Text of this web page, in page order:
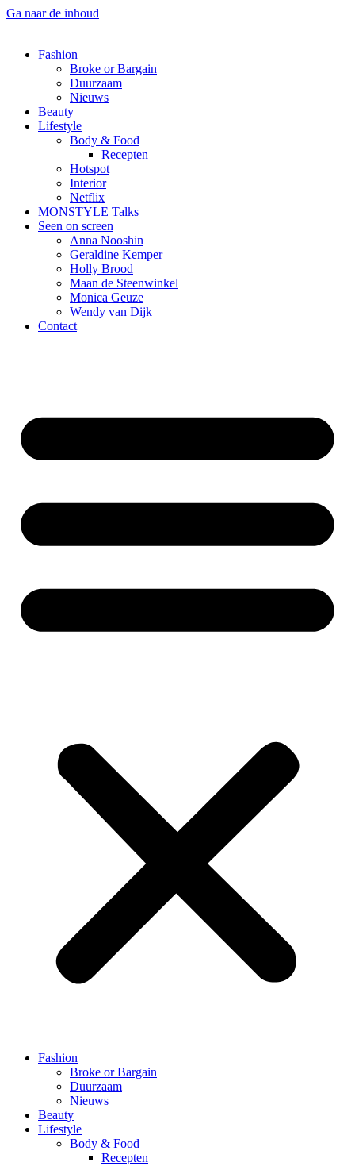
Ga naar de inhoud
Fashion
Broke or Bargain
Duurzaam
Nieuws
Beauty
Lifestyle
Body & Food
Recepten
Hotspot
Interior
Netflix
MONSTYLE Talks
Seen on screen
Anna Nooshin
Geraldine Kemper
Holly Brood
Maan de Steenwinkel
Monica Geuze
Wendy van Dijk
Contact
Fashion
Broke or Bargain
Duurzaam
Nieuws
Beauty
Lifestyle
Body & Food
Recepten